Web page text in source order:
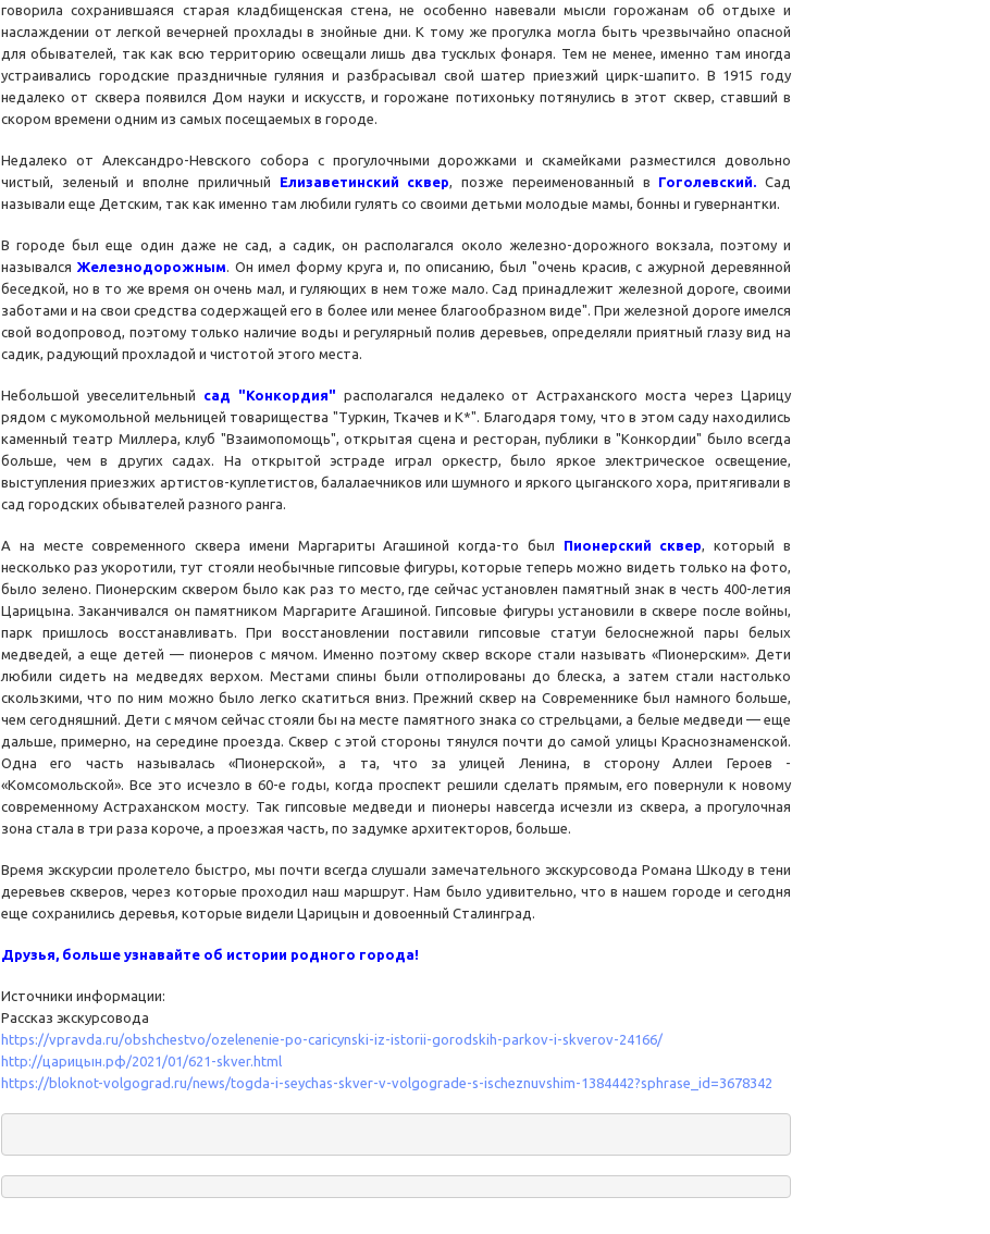
говорила сохранившаяся старая кладбищенская стена, не особенно навевали мысли горожанам об отдыхе и
наслаждении от легкой вечерней прохлады в знойные дни. К тому же прогулка могла быть чрезвычайно опасной
для обывателей, так как всю территорию освещали лишь два тусклых фонаря. Тем не менее, именно там иногда
устраивались городские праздничные гуляния и разбрасывал свой шатер приезжий цирк-шапито. В 1915 году
недалеко от сквера появился Дом науки и искусств, и горожане потихоньку потянулись в этот сквер, ставший в
скором времени одним из самых посещаемых в городе.
Недалеко от Александро-Невского собора с прогулочными дорожками и скамейками разместился довольно
чистый, зеленый и вполне приличный Елизаветинский сквер, позже переименованный в Гоголевский. Сад
называли еще Детским, так как именно там любили гулять со своими детьми молодые мамы, бонны и гувернантки.
В городе был еще один даже не сад, а садик, он располагался около железно-дорожного вокзала, поэтому и
назывался Железнодорожным. Он имел форму круга и, по описанию, был "очень красив, с ажурной деревянной
беседкой, но в то же время он очень мал, и гуляющих в нем тоже мало. Сад принадлежит железной дороге, своими
заботами и на свои средства содержащей его в более или менее благообразном виде". При железной дороге имелся
свой водопровод, поэтому только наличие воды и регулярный полив деревьев, определяли приятный глазу вид на
садик, радующий прохладой и чистотой этого места.
Небольшой увеселительный сад "Конкордия" располагался недалеко от Астраханского моста через Царицу
рядом с мукомольной мельницей товарищества "Туркин, Ткачев и К*". Благодаря тому, что в этом саду находились
каменный театр Миллера, клуб "Взаимопомощь", открытая сцена и ресторан, публики в "Конкордии" было всегда
больше, чем в других садах. На открытой эстраде играл оркестр, было яркое электрическое освещение,
выступления приезжих артистов-куплетистов, балалаечников или шумного и яркого цыганского хора, притягивали в
сад городских обывателей разного ранга.
А на месте современного сквера имени Маргариты Агашиной когда-то был Пионерский сквер, который в
несколько раз укоротили, тут стояли необычные гипсовые фигуры, которые теперь можно видеть только на фото,
было зелено. Пионерским сквером было как раз то место, где сейчас установлен памятный знак в честь 400-летия
Царицына. Заканчивался он памятником Маргарите Агашиной. Гипсовые фигуры установили в сквере после войны,
парк пришлось восстанавливать. При восстановлении поставили гипсовые статуи белоснежной пары белых
медведей, а еще детей — пионеров с мячом. Именно поэтому сквер вскоре стали называть «Пионерским». Дети
любили сидеть на медведях верхом. Местами спины были отполированы до блеска, а затем стали настолько
скользкими, что по ним можно было легко скатиться вниз. Прежний сквер на Современнике был намного больше,
чем сегодняшний. Дети с мячом сейчас стояли бы на месте памятного знака со стрельцами, а белые медведи — еще
дальше, примерно, на середине проезда. Сквер с этой стороны тянулся почти до самой улицы Краснознаменской.
Одна его часть называлась «Пионерской», а та, что за улицей Ленина, в сторону Аллеи Героев -
«Комсомольской». Все это исчезло в 60-е годы, когда проспект решили сделать прямым, его повернули к новому
современному Астраханском мосту. Так гипсовые медведи и пионеры навсегда исчезли из сквера, а прогулочная
зона стала в три раза короче, а проезжая часть, по задумке архитекторов, больше.
Время экскурсии пролетело быстро, мы почти всегда слушали замечательного экскурсовода Романа Шкоду в тени
деревьев скверов, через которые проходил наш маршрут. Нам было удивительно, что в нашем городе и сегодня
еще сохранились деревья, которые видели Царицын и довоенный Сталинград.
Друзья, больше узнавайте об истории родного города!
Источники информации:
Рассказ экскурсовода
https://vpravda.ru/obshchestvo/ozelenenie-po-caricynski-iz-istorii-gorodskih-parkov-i-skverov-24166/
http://царицын.рф/2021/01/621-skver.html
https://bloknot-volgograd.ru/news/togda-i-seychas-skver-v-volgograde-s-ischeznuvshim-1384442?sphrase_id=3678342